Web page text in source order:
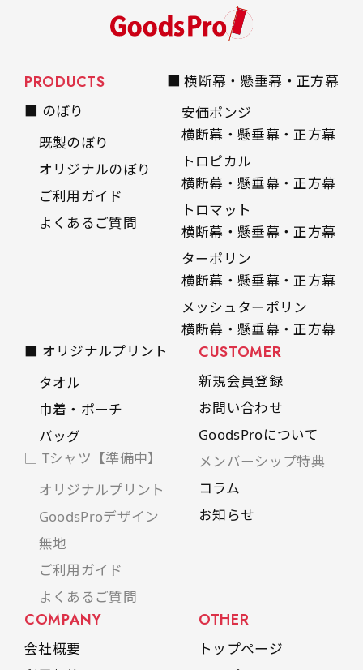
PRODUCTS
■ のぼり
既製のぼり
オリジナルのぼり
ご利用ガイド
よくあるご質問
■ 横断幕・懸垂幕・正方幕
安価ポンジ
横断幕・懸垂幕・正方幕
トロピカル
横断幕・懸垂幕・正方幕
トロマット
横断幕・懸垂幕・正方幕
ターポリン
横断幕・懸垂幕・正方幕
メッシュターポリン
横断幕・懸垂幕・正方幕
■ オリジナルプリント
タオル
巾着・ポーチ
バッグ
□ Tシャツ【準備中】
オリジナルプリント
GoodsProデザイン
無地
ご利用ガイド
よくあるご質問
CUSTOMER
新規会員登録
お問い合わせ
GoodsProについて
メンバーシップ特典
コラム
お知らせ
COMPANY
会社概要
OTHER
トップページ